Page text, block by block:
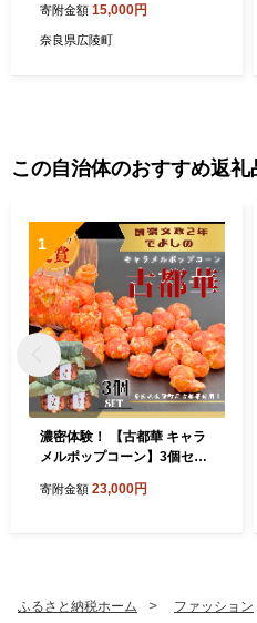
寄附金額 15,000円
奈良県広陵町
この自治体のおすすめ返礼
1
濃密体験！ 【古都華 キャラ
メルポップコーン】3個セッ
イーツ お菓子 プレゼント ギ
寄附金額 23,000円
ふるさと納税ホーム ファッション